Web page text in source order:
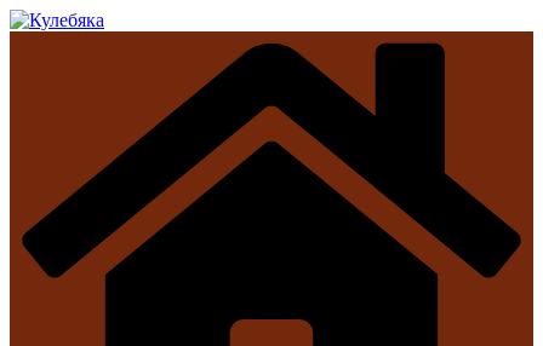
Перейти